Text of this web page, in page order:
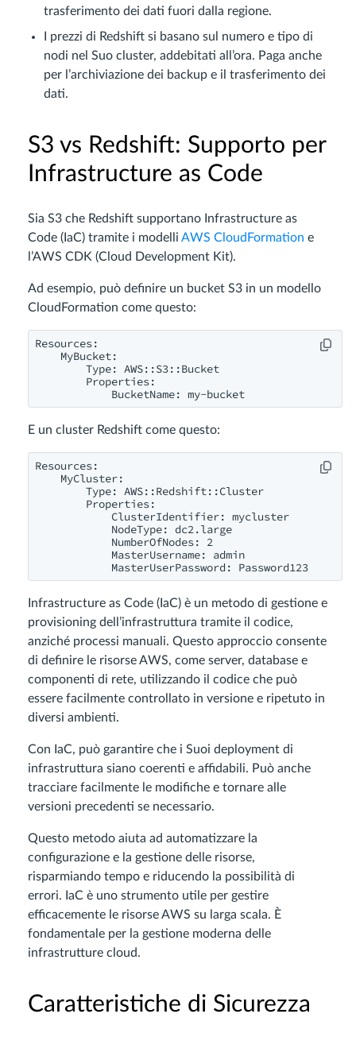
trasferimento dei dati fuori dalla regione.
I prezzi di Redshift si basano sul numero e tipo di
nodi nel Suo cluster, addebitati all’ora. Paga anche
per l’archiviazione dei backup e il trasferimento dei
dati.
S3 vs Redshift: Supporto per
Infrastructure as Code
Sia S3 che Redshift supportano Infrastructure as
Code (IaC) tramite i modelli AWS CloudFormation e
l’AWS CDK (Cloud Development Kit).
Ad esempio, può definire un bucket S3 in un modello
CloudFormation come questo:
Resources:
    MyBucket:
        Type: AWS::S3::Bucket
        Properties:
            BucketName: my-bucket
E un cluster Redshift come questo:
Resources:
    MyCluster:
        Type: AWS::Redshift::Cluster
        Properties:
            ClusterIdentifier: mycluster
            NodeType: dc2.large
            NumberOfNodes: 2
            MasterUsername: admin
            MasterUserPassword: Password123
Infrastructure as Code (IaC) è un metodo di gestione e
provisioning dell’infrastruttura tramite il codice,
anziché processi manuali. Questo approccio consente
di definire le risorse AWS, come server, database e
componenti di rete, utilizzando il codice che può
essere facilmente controllato in versione e ripetuto in
diversi ambienti.
Con IaC, può garantire che i Suoi deployment di
infrastruttura siano coerenti e affidabili. Può anche
tracciare facilmente le modifiche e tornare alle
versioni precedenti se necessario.
Questo metodo aiuta ad automatizzare la
configurazione e la gestione delle risorse,
risparmiando tempo e riducendo la possibilità di
errori. IaC è uno strumento utile per gestire
efficacemente le risorse AWS su larga scala. È
fondamentale per la gestione moderna delle
infrastrutture cloud.
Caratteristiche di Sicurezza